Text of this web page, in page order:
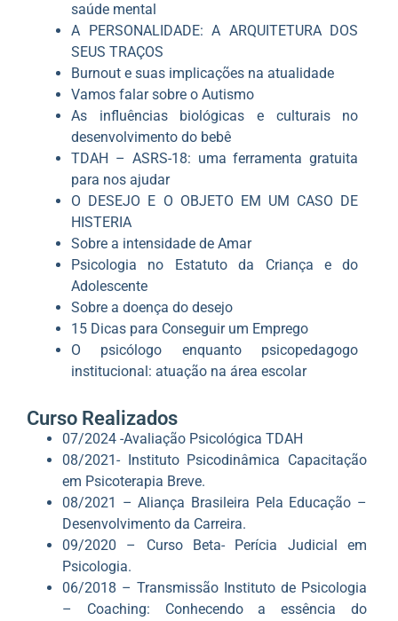
saúde mental
A PERSONALIDADE: A ARQUITETURA DOS
SEUS TRAÇOS
Burnout e suas implicações na atualidade
Vamos falar sobre o Autismo
As influências biológicas e culturais no
desenvolvimento do bebê
TDAH – ASRS-18: uma ferramenta gratuita
para nos ajudar
O DESEJO E O OBJETO EM UM CASO DE
HISTERIA
Sobre a intensidade de Amar
Psicologia no Estatuto da Criança e do
Adolescente
Sobre a doença do desejo
15 Dicas para Conseguir um Emprego
O psicólogo enquanto psicopedagogo
institucional: atuação na área escolar
Curso Realizados
07/2024 -Avaliação Psicológica TDAH
08/2021- Instituto Psicodinâmica Capacitação
em Psicoterapia Breve.
08/2021 – Aliança Brasileira Pela Educação –
Desenvolvimento da Carreira.
09/2020 – Curso Beta- Perícia Judicial em
Psicologia.
06/2018 – Transmissão Instituto de Psicologia
– Coaching: Conhecendo a essência do